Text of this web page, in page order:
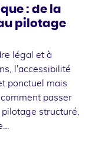
: de la
pilotage
légal et à
l'accessibilité
ponctuel mais
passer
structuré,